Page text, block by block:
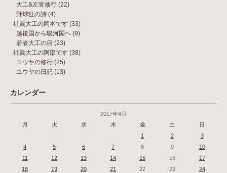
大工&左官修行 (22)
野球狂の詩 (4)
社員大工の岡本です (33)
越後国から駿河国へ (9)
若者大工の目 (23)
社員大工の阿部です (38)
ユウヤの修行 (25)
ユウヤの日記 (13)
カレンダー
2017年4月
月
火 水 木 金 土
日
1
2
3
4
5 6 7 8 9
10
11
12 13 14 15 16
17
18
19 20 21 22 23
24